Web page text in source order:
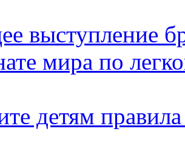
выступление
мира по
детям